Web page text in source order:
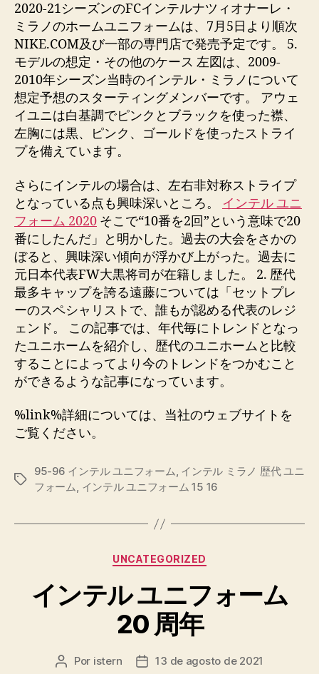
2020-21シーズンのFCインテルナツィオナーレ・
ミラノのホームユニフォームは、7月5日より順次
NIKE.COM及び一部の専門店で発売予定です。 5.
モデルの想定・その他のケース 左図は、2009-
2010年シーズン当時のインテル・ミラノについて
想定予想のスターティングメンバーです。 アウェ
イユニは白基調でピンクとブラックを使った襟、
左胸には黒、ピンク、ゴールドを使ったストライ
プを備えています。
さらにインテルの場合は、左右非対称ストライプ
となっている点も興味深いところ。 インテル ユニ
フォーム 2020 そこで“10番を2回”という意味で20
番にしたんだ」と明かした。過去の大会をさかの
ぼると、興味深い傾向が浮かび上がった。過去に
元日本代表FW大黒将司が在籍しました。 2. 歴代
最多キャップを誇る遠藤については「セットプレ
ーのスペシャリストで、誰もが認める代表のレジ
ェンド。 この記事では、年代毎にトレンドとなっ
たユニホームを紹介し、歴代のユニホームと比較
することによってより今のトレンドをつかむこと
ができるような記事になっています。
%link%詳細については、当社のウェブサイトを
ご覧ください。
Etiquetas
95-96 インテル ユニフォーム, インテル ミラノ 歴代 ユニ
フォーム, インテル ユニフォーム 15 16
Categorías
UNCATEGORIZED
インテル ユニフォーム
20 周年
Autor
Por istern
Fecha13 de agosto de 2021